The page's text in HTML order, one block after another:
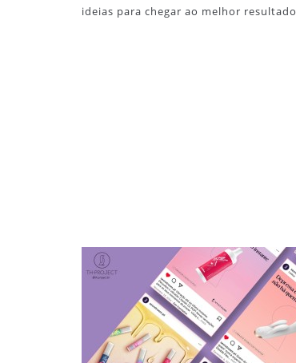
ideias para chegar ao melhor
INSTAGRAM SECRET